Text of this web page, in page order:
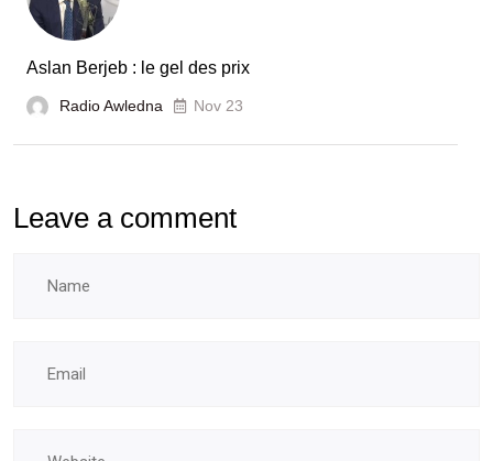
Aslan Berjeb : le gel des prix
Radio Awledna Nov 23
Leave a comment